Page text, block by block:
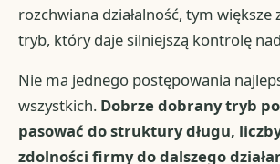
rozchwiana działalność, tym większe
tryb, który daje silniejszą kontrolę
Nie ma jednego postępowania
wszystkich. Dobrze dobrany tryb
pasować do struktury długu,
zdolności firmy do dalszego